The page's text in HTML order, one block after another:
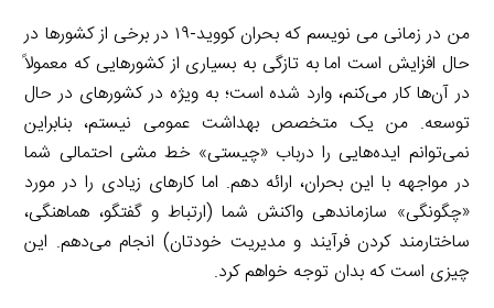
من در زمانی می نویسم که بحران کووید-۱۹ در برخی از کشورها در
حال افزایش است اما به تازگی به بسیاری از کشورهایی که معمولاً
در آن‌ها کار می‌کنم، وارد شده است؛ به ویژه در کشورهای در حال
توسعه. من یک متخصص بهداشت عمومی نیستم، بنابراین
نمی‌توانم ایده‌هایی را درباب «چیستی» خط مشی احتمالی شما
در مواجهه با این بحران، ارائه دهم. اما کارهای زیادی را در مورد
«چگونگی» سازماندهی واکنش شما (ارتباط و گفتگو، هماهنگی،
ساختارمند کردن فرآیند و مدیریت خودتان) انجام می‌دهم. این
چیزی است که بدان توجه خواهم کرد.